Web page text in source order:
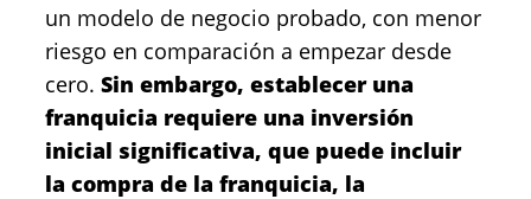
un modelo de negocio probado, con menor
riesgo en comparación a empezar desde
cero. Sin embargo, establecer una
franquicia requiere una inversión
inicial significativa, que puede incluir
la compra de la franquicia, la